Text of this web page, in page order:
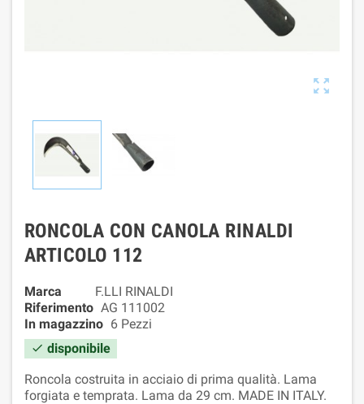

RONCOLA CON CANOLA RINALDI
ARTICOLO 112
Marca
F.LLI RINALDI
Riferimento AG 111002
In magazzino 6 Pezzi
 disponibile
Roncola costruita in acciaio di prima qualità. Lama
forgiata e temprata. Lama da 29 cm. MADE IN ITALY.